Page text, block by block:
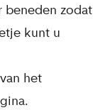
beneden zodat
kunt u
het